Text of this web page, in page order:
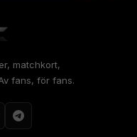
matchkort,
fans, för fans.